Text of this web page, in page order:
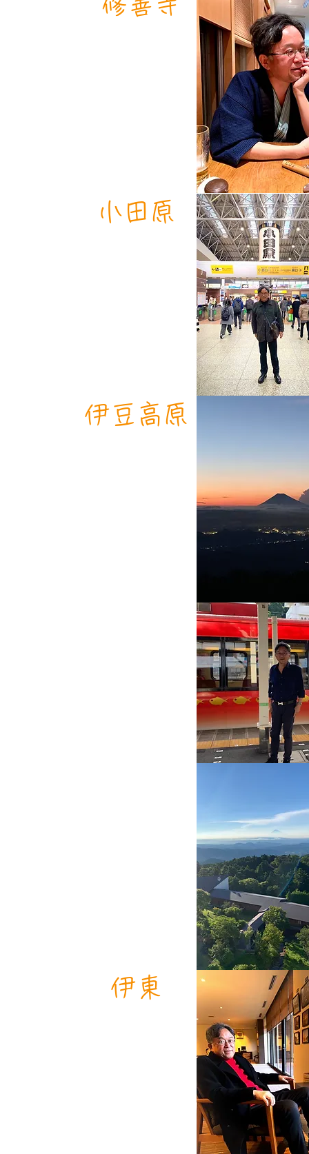
​小田原
​伊豆高原
​伊東